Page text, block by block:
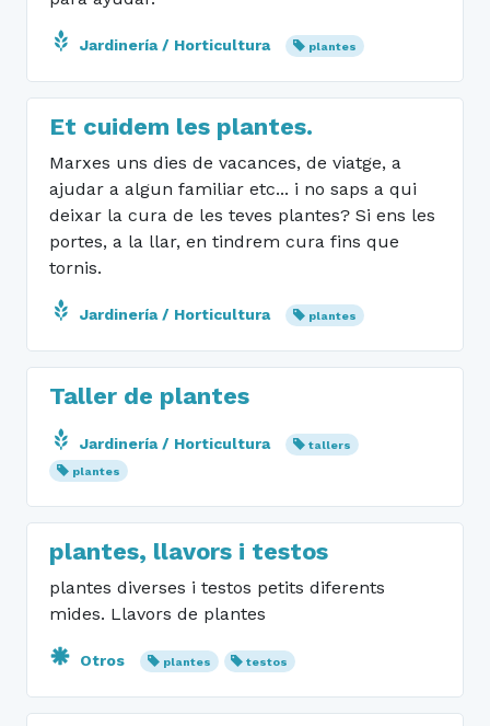
Jardinería / Horticultura plantes
Et cuidem les plantes.
Marxes uns dies de vacances, de viatge, a
ajudar a algun familiar etc... i no saps a qui
deixar la cura de les teves plantes? Si ens les
portes, a la llar, en tindrem cura fins que
tornis.
Jardinería / Horticultura plantes
Taller de plantes
Jardinería / Horticultura
tallers
plantes
plantes, llavors i testos
plantes diverses i testos petits diferents
mides. Llavors de plantes
Otros plantes testos